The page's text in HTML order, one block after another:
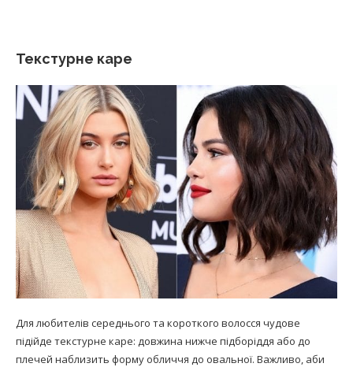
Текстурне каре
Для любителів середнього та короткого волосся чудове
підійде текстурне каре: довжина нижче підборіддя або до
плечей наблизить форму обличчя до овальної. Важливо, аби